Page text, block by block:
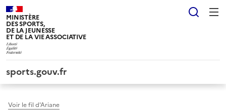
MINISTÈRE
DES SPORTS,
DE LA JEUNESSE
ET DE LA VIE ASSOCIATIVE
sports.gouv.fr
Voir le fil d'Ariane
Panneau de gestion des cookies tarteaucitron